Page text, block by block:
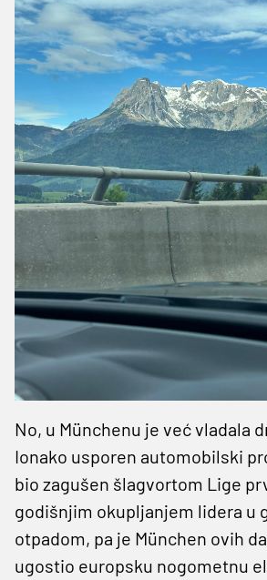
No, u Münchenu je već vladala
Ionako usporen automobilski
bio zagušen šlagvortom Lige
godišnjim okupljanjem lidera u
otpadom, pa je München ovih
ugostio europsku nogometnu